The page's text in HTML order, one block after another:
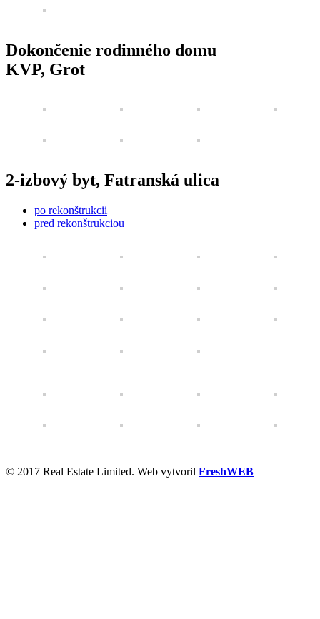
Dokončenie rodinného domu
KVP, Grot
2-izbový byt, Fatranská ulica
po rekonštrukcii
pred rekonštrukciou
© 2017 Real Estate Limited. Web vytvoril FreshWEB